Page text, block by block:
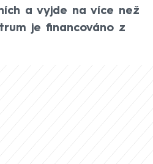
a vyjde na více než
je financováno z